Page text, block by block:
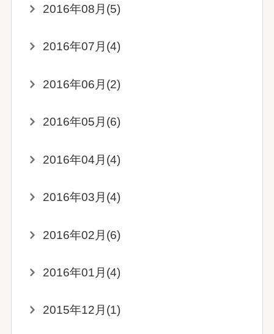
2016年08月(5)
2016年07月(4)
2016年06月(2)
2016年05月(6)
2016年04月(4)
2016年03月(4)
2016年02月(6)
2016年01月(4)
2015年12月(1)